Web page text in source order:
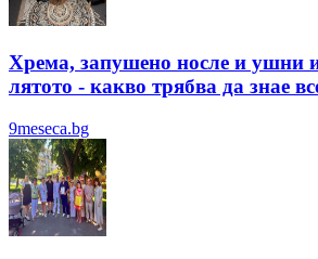
Хрема, запушено носле и ушни
лятотo - какво трябва да знае
9meseca.bg